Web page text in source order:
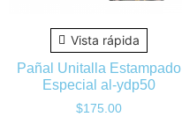
Vista rápida
Pañal Unitalla Estampado
Especial al-ydp50
$175.00